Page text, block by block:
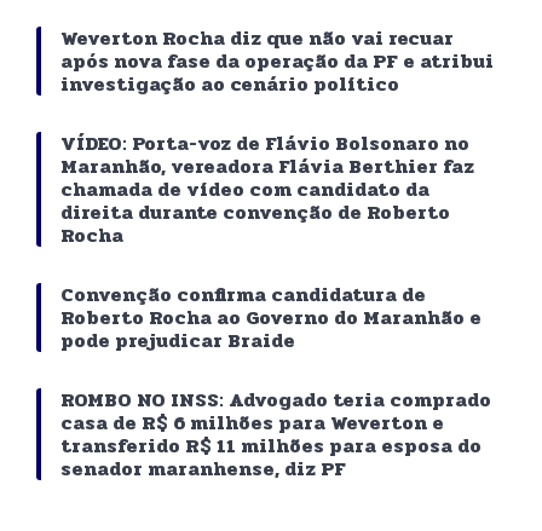
Weverton Rocha diz que não vai recuar
após nova fase da operação da PF e atribui
investigação ao cenário político
VÍDEO: Porta-voz de Flávio Bolsonaro no
Maranhão, vereadora Flávia Berthier faz
chamada de vídeo com candidato da
direita durante convenção de Roberto
Rocha
Convenção confirma candidatura de
Roberto Rocha ao Governo do Maranhão e
pode prejudicar Braide
ROMBO NO INSS: Advogado teria comprado
casa de R$ 6 milhões para Weverton e
transferido R$ 11 milhões para esposa do
senador maranhense, diz PF